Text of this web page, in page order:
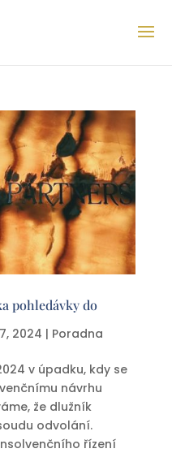
pohledávky do
2024 | Poradna
v úpadku, kdy se
návrhu
že dlužník
odvolání.
řízení